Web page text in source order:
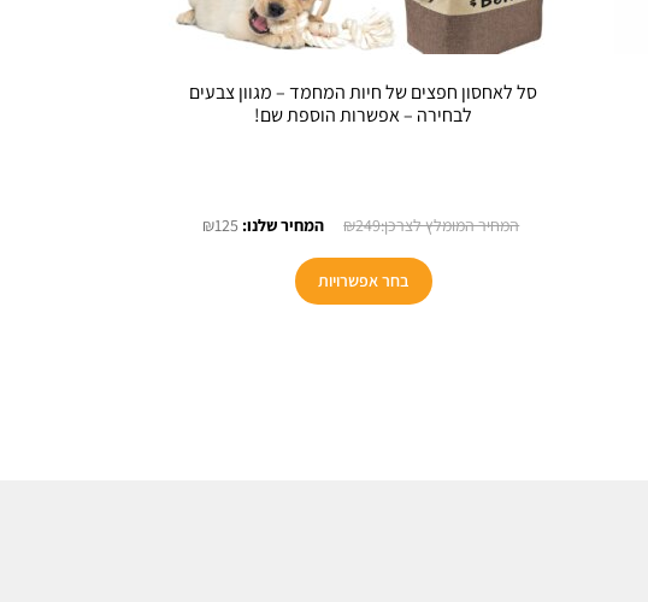
סל לאחסון חפצים של חיות המחמד – מגוון צבעים
לבחירה – אפשרות הוספת שם!
₪249
המחיר
היה:
₪249.
₪125
בחר אפשרויות
למוצר
זה